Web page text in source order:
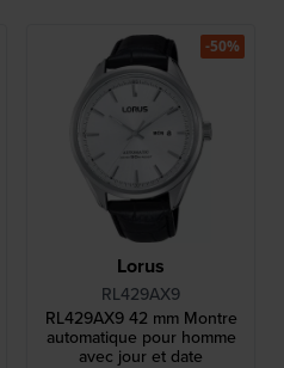
Lorus
RL429AX9
RL429AX9 42 mm Montre
automatique pour homme
avec jour et date
-50%